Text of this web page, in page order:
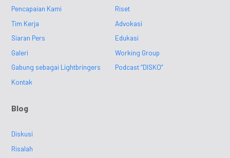
Pencapaian Kami
Tim Kerja
Siaran Pers
Galeri
Gabung sebagai Lightbringers
Kontak
Riset
Advokasi
Edukasi
Working Group
Podcast “DISKO”
Blog
Diskusi
Risalah